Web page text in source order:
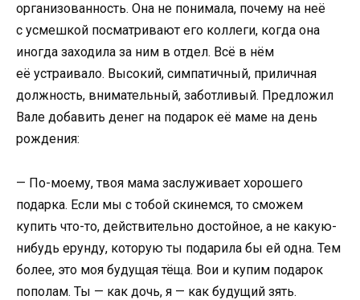
организованность. Она не понимала, почему на неё
с усмешкой посматривают его коллеги, когда она
иногда заходила за ним в отдел. Всё в нём
её устраивало. Высокий, симпатичный, приличная
должность, внимательный, заботливый. Предложил
Вале добавить денег на подарок её маме на день
рождения:
— По-моему, твоя мама заслуживает хорошего
подарка. Если мы с тобой скинемся, то сможем
купить что-то, действительно достойное, а не какую-
нибудь ерунду, которую ты подарила бы ей одна. Тем
более, это моя будущая тёща. Вои и купим подарок
пополам. Ты — как дочь, я — как будущий зять.